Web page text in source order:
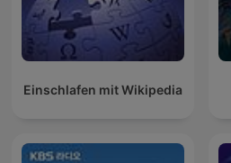
Einschlafen mit Wikipedia